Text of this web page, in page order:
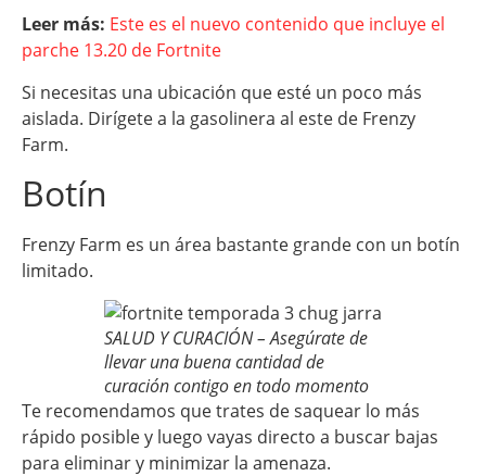
Leer más: Este es el nuevo contenido que incluye el
parche 13.20 de Fortnite
Si necesitas una ubicación que esté un poco más
aislada. Dirígete a la gasolinera al este de Frenzy
Farm.
Botín
Frenzy Farm es un área bastante grande con un botín
limitado.
SALUD Y CURACIÓN – Asegúrate de
llevar una buena cantidad de
curación contigo en todo momento
Te recomendamos que trates de saquear lo más
rápido posible y luego vayas directo a buscar bajas
para eliminar y minimizar la amenaza.